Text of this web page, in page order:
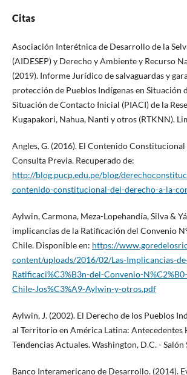
Citas
Asociación Interétnica de Desarrollo de la
(AIDESEP) y Derecho y Ambiente y Recurso
(2019). Informe Jurídico de salvaguardas y
protección de Pueblos Indígenas en Situación
Situación de Contacto Inicial (PIACI) de la
Kugapakori, Nahua, Nanti y otros (RTKNN).
Angles, G. (2016). El Contenido
Consulta Previa. Recuperado de:
http://blog.pucp.edu.pe/blog/
contenido-constitucional-del-derecho-a-la-
Aylwin, Carmona, Meza-Lopehandía, Silva &
implicancias de la Ratificación del Convenio
Chile. Disponible en: https://
content/uploads/2016/02/Las-Implicancias-
Ratificaci%C3%B3n-del-Convenio-
Chile-Jos%C3%A9-Aylwin-y-otros.pdf
Aylwin, J. (2002). El Derecho de los Pueblos
al Territorio en América Latina: Antecedentes
Tendencias Actuales. Washington, D.C. -
Banco Interamericano de Desarrollo. (2014).